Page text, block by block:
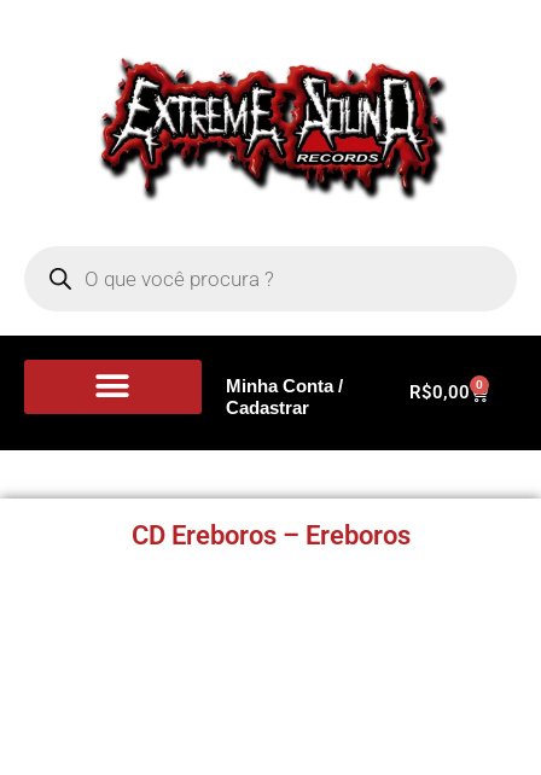
Minha Conta /
Cadastrar
R$0,00 0
CD Ereboros – Ereboros